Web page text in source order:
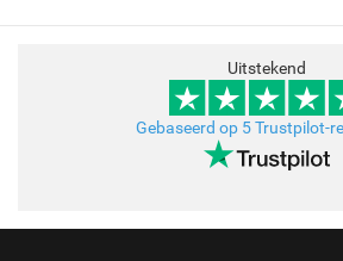
Uitstekend
Gebaseerd op 5 Trustpilot-